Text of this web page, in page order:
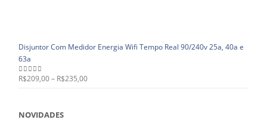
Disjuntor Com Medidor Energia Wifi Tempo Real 90/240v 25a, 40a e
63a
0out of 5
R$209,00– R$235,00
NOVIDADES